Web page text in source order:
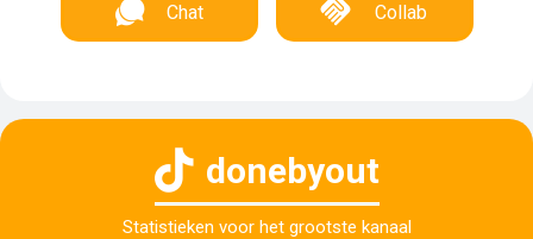
Chat Collab
donebyout
Statistieken voor het grootste kanaal